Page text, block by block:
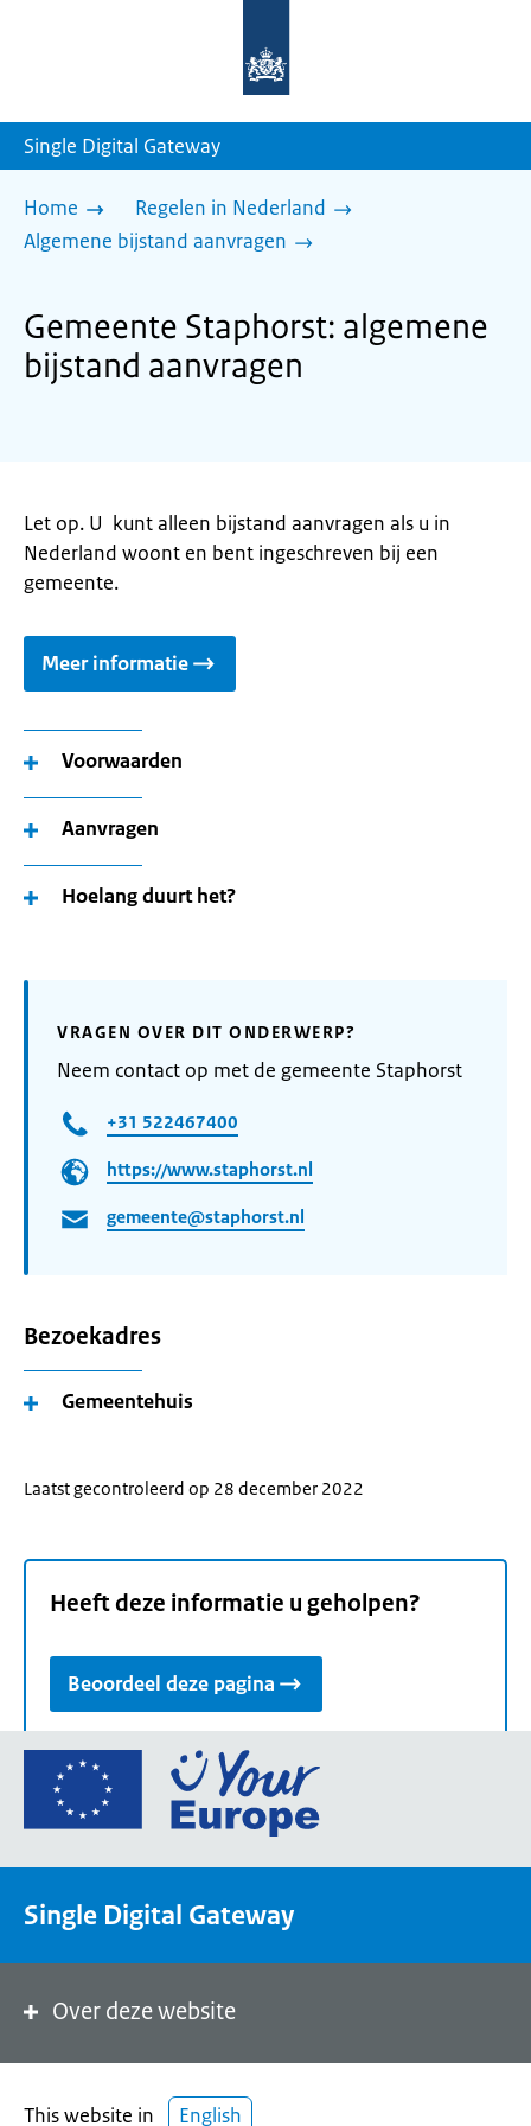
homepage
Single Digital Gateway
Home
Regelen in Nederland
Algemene bijstand aanvragen
Gemeente Staphorst: algemene
bijstand aanvragen
Let op. U kunt alleen bijstand aanvragen als u in
Nederland woont en bent ingeschreven bij een
gemeente.
Meer informatie
Voorwaarden
Aanvragen
Hoelang duurt het?
VRAGEN OVER DIT ONDERWERP?
Neem contact op met de gemeente Staphorst
+31 522467400
https://www.staphorst.nl
gemeente@staphorst.nl
Bezoekadres
Gemeentehuis
Laatst gecontroleerd op 28 december 2022
Heeft deze informatie u geholpen?
Beoordeel deze pagina
Ga
de
een
de
Single Digital Gateway
Over deze website
This website in English